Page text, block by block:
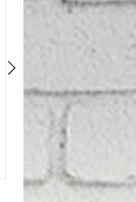
вентиляционная круглая
c пластиковой сеткой
D150 вытяжная АБС с
фланцем D125 12РКС
Подробнее